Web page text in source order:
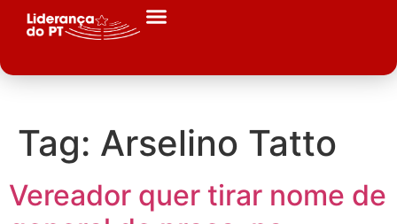
Tag: Arselino Tatto
Vereador quer tirar nome de